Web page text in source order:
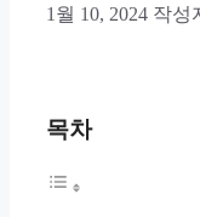
1월 10, 2024 작성
목차